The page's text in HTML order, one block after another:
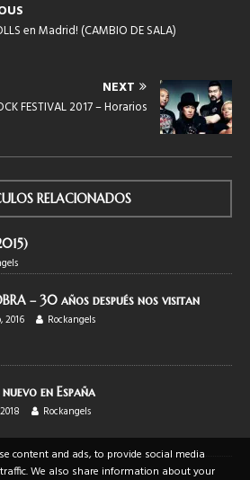
en Madrid! (CAMBIO DE SALA)
NEXT
FESTIVAL 2017 – Horarios
RELACIONADOS
– 30 años después nos visitan
2016
Rockangels
nuevo en España
Rockangels
content and ads, to provide social media
We also share information about your